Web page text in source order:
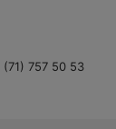
(71) 757 50 53